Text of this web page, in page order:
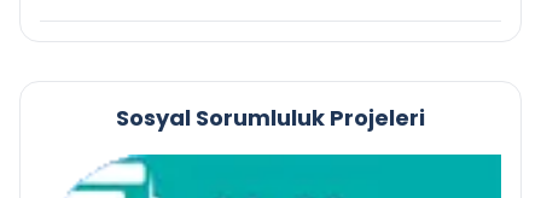
Sosyal Sorumluluk Projeleri